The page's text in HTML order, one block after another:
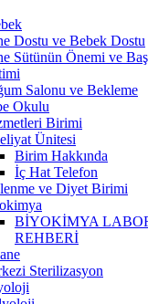
Dostu ve Bebek Dostu
Sütünün Önemi ve
Salonu ve Bekleme
Okulu
Birimi
Ünitesi
Birim Hakkında
İç Hat Telefon
ve Diyet Birimi
BİYOKİMYA
REHBERİ
Sterilizasyon